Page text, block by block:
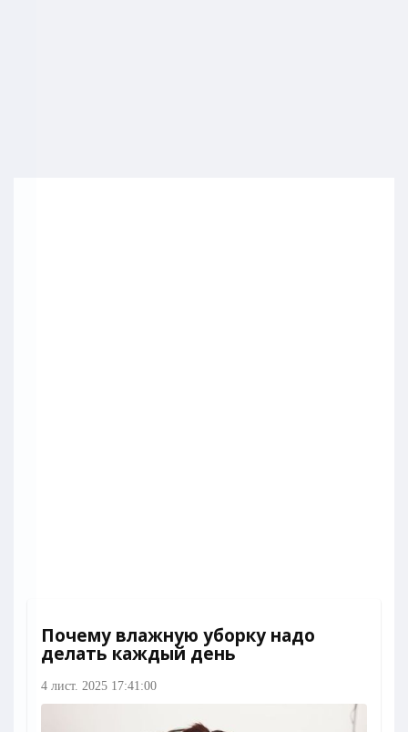
Почему влажную уборку надо
делать каждый день
4 лист. 2025 17:41:00